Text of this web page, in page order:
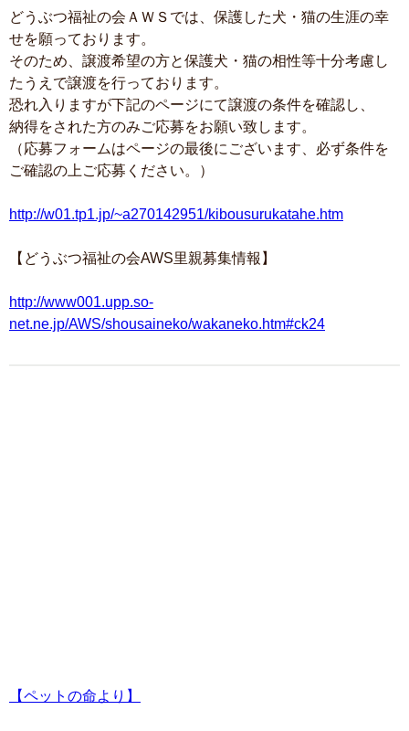
どうぶつ福祉の会ＡＷＳでは、保護した犬・猫の生涯の幸
せを願っております。
そのため、譲渡希望の方と保護犬・猫の相性等十分考慮し
たうえで譲渡を行っております。
恐れ入りますが下記のページにて譲渡の条件を確認し、
納得をされた方のみご応募をお願い致します。
（応募フォームはページの最後にございます、必ず条件を
ご確認の上ご応募ください。）
http://w01.tp1.jp/~a270142951/kibousurukatahe.htm
【どうぶつ福祉の会AWS里親募集情報】
http://www001.upp.so-
net.ne.jp/AWS/shousaineko/wakaneko.htm#ck24
【ペットの命より】